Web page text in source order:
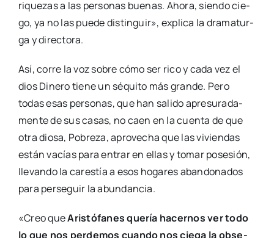
rique­zas a las per­so­nas bue­nas. Aho­ra, sien­do cie­
go, ya no las pue­de dis­tin­guir», expli­ca la dra­ma­tur­
ga y direc­to­ra.
Así, corre la voz sobre cómo ser rico y cada vez el
dios Dine­ro tie­ne un séqui­to más gran­de. Pero
todas esas per­so­nas, que han sali­do apre­su­ra­da­
men­te de sus casas, no caen en la cuen­ta de que
otra dio­sa, Pobre­za, apro­ve­cha que las vivien­das
están vacías para entrar en ellas y tomar pose­sión,
lle­van­do la cares­tía a esos hoga­res aban­do­na­dos
para per­se­guir la abun­dan­cia.
«Creo queAris­tó­fa­nes que­ría hacer­nos ver todo
lo que nos per­de­mos cuan­do nos cie­ga la obse­